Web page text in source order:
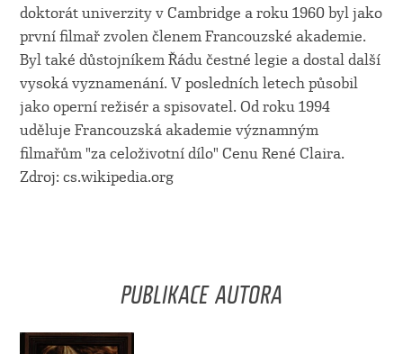
doktorát univerzity v Cambridge a roku 1960 byl jako
první filmař zvolen členem Francouzské akademie.
Byl také důstojníkem Řádu čestné legie a dostal další
vysoká vyznamenání. V posledních letech působil
jako operní režisér a spisovatel. Od roku 1994
uděluje Francouzská akademie významným
filmařům "za celoživotní dílo" Cenu René Claira.
Zdroj: cs.wikipedia.org
PUBLIKACE AUTORA